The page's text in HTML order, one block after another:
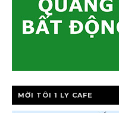
MỜI TÔI 1 LY CAFE